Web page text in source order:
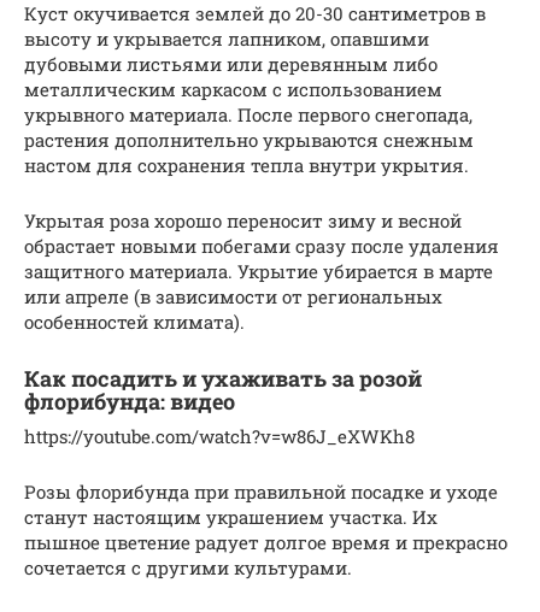
Куст окучивается землей до 20-30 сантиметров в
высоту и укрывается лапником, опавшими
дубовыми листьями или деревянным либо
металлическим каркасом с использованием
укрывного материала. После первого снегопада,
растения дополнительно укрываются снежным
настом для сохранения тепла внутри укрытия.
Укрытая роза хорошо переносит зиму и весной
обрастает новыми побегами сразу после удаления
защитного материала. Укрытие убирается в марте
или апреле (в зависимости от региональных
особенностей климата).
Как посадить и ухаживать за розой
флорибунда: видео
https://youtube.com/watch?v=w86J_eXWKh8
Розы флорибунда при правильной посадке и уходе
станут настоящим украшением участка. Их
пышное цветение радует долгое время и прекрасно
сочетается с другими культурами.